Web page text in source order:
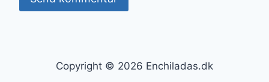
Copyright © 2026 Enchiladas.dk